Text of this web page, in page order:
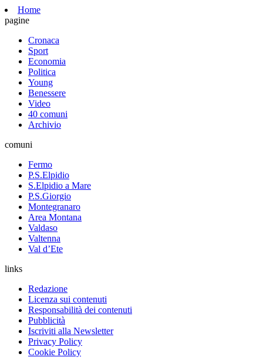
Home
pagine
Cronaca
Sport
Economia
Politica
Young
Benessere
Video
40 comuni
Archivio
comuni
Fermo
P.S.Elpidio
S.Elpidio a Mare
P.S.Giorgio
Montegranaro
Area Montana
Valdaso
Valtenna
Val d’Ete
links
Redazione
Licenza sui contenuti
Responsabilità dei contenuti
Pubblicità
Iscriviti alla Newsletter
Privacy Policy
Cookie Policy